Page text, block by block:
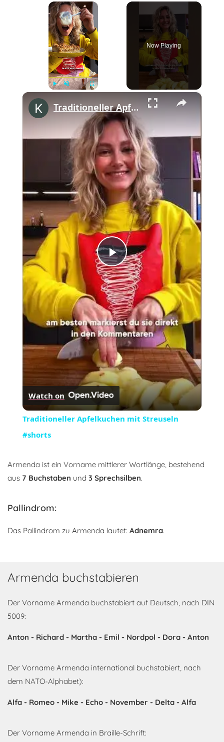
×
Now Playing
×
Play
Video
Traditioneller Apfelkuchen mit Streuseln #shorts
Watch on
Traditioneller Apfelkuchen mit Streuseln
#shorts
Armenda ist ein Vorname mittlerer Wortlänge, bestehend
aus 7 Buchstaben und 3 Sprechsilben.
Pallindrom:
Das Pallindrom zu Armenda lautet: Adnemra.
Armenda buchstabieren
Der Vorname Armenda buchstabiert auf Deutsch, nach DIN
5009:
Anton - Richard - Martha - Emil - Nordpol - Dora - Anton
Der Vorname Armenda international buchstabiert, nach
dem NATO-Alphabet):
Alfa - Romeo - Mike - Echo - November - Delta - Alfa
Der Vorname Armenda in Braille-Schrift: